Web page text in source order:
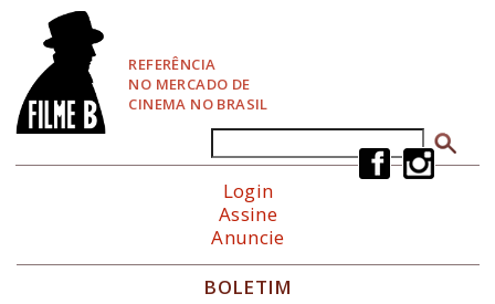
REFERÊNCIA
NO MERCADO DE
CINEMA NO BRASIL
Formulário de busca
Login
Assine
Anuncie
BOLETIM